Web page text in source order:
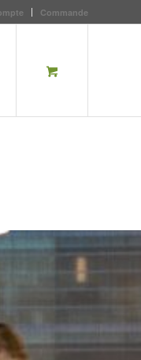
Commande